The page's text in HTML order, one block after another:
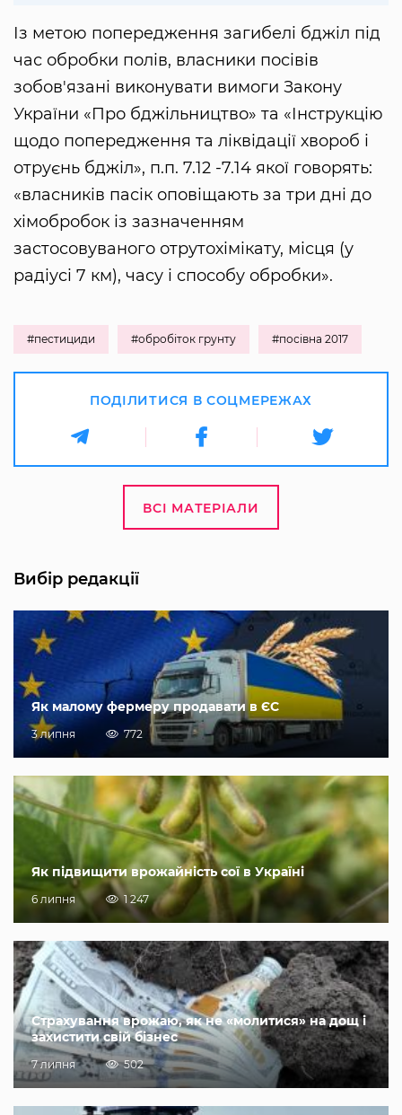
Із метою попередження загибелі бджіл під
час обробки полів, власники посівів
зобов'язані виконувати вимоги Закону
України «Про бджільництво» та «Інструкцію
щодо попередження та ліквідації хвороб і
отруєнь бджіл», п.п. 7.12 -7.14 якої говорять:
«власників пасік оповіщають за три дні до
хімобробок із зазначенням
застосовуваного отрутохімікату, місця (у
радіусі 7 км), часу і способу обробки».
#пестициди #обробіток грунту #посівна 2017
ПОДІЛИТИСЯ В СОЦМЕРЕЖАХ
ВСІ МАТЕРІАЛИ
Вибір редакції
Як малому фермеру продавати в ЄС
3 липня 772
Як підвищити врожайність сої в Україні
6 липня 1 247
Страхування врожаю, як не «молитися» на дощ і
захистити свій бізнес
7 липня 502